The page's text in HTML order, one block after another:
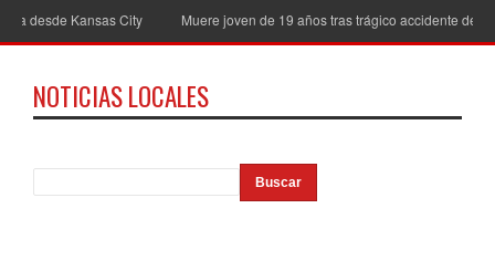
City Muere joven de 19 años tras trágico accidente de motocicleta
NOTICIAS LOCALES